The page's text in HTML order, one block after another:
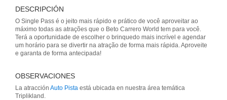
DESCRIPCIÓN
O Single Pass é o jeito mais rápido e prático de você aproveitar ao
máximo todas as atrações que o Beto Carrero World tem para você.
Terá a oportunidade de escolher o brinquedo mais incrível e agendar
um horário para se divertir na atração de forma mais rápida. Aproveite
e garanta de forma antecipada!
OBSERVACIONES
La atracción Auto Pista está ubicada en nuestra área temática
Triplikland.